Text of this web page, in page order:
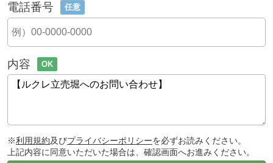
電話番号 任意
内容 OK
※利用規約及びプライバシーポリシーを必ずお読みください。
上記内容に同意いただいた場合は、確認画面へお進みください。